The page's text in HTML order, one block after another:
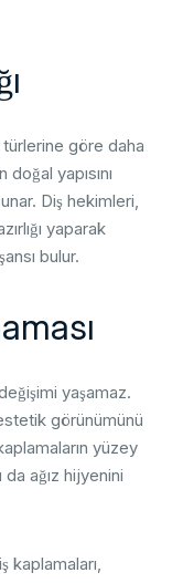
göre daha
yapısını
Diş hekimleri,
yaparak
bulur.
yaşamaz.
görünümünü
yüzey
da ağız hijyenini